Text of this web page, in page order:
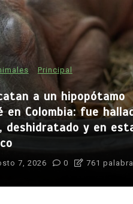
Principal
a un hipopótamo
en Colombia: fue
deshidratado y en
7, 2026 0 761